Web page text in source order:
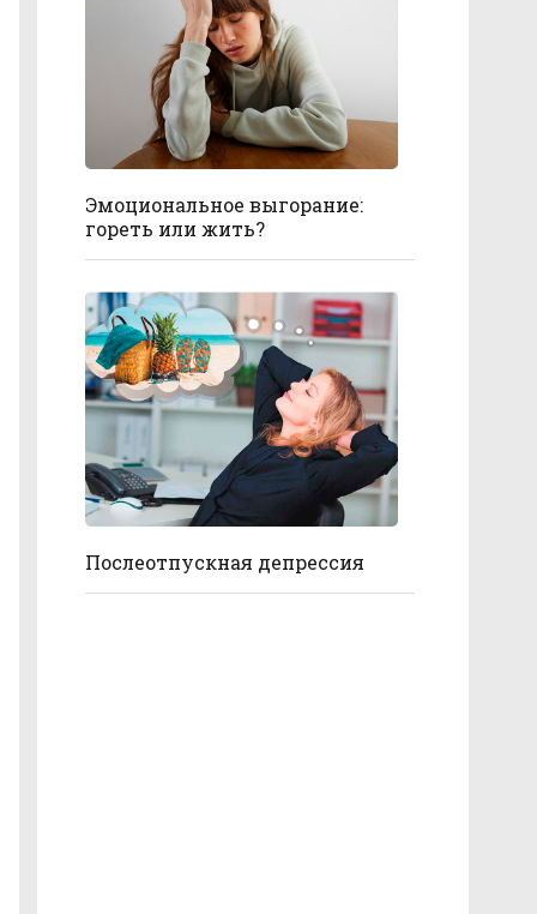
Эмоциональное выгорание:
гореть или жить?
Послеотпускная депрессия